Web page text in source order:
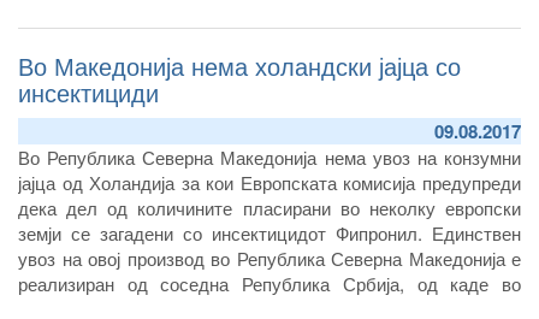
извоз на производи од риба и проширувањето на
соработката со Европската агенција за безбедност на
храната.
Во Македонија нема холандски јајца со
инсектициди
09.08.2017
Во Република Северна Македонија нема увоз на конзумни
јајца од Холандија за кои Европската комисија предупреди
дека дел од количините пласирани во неколку европски
земји се загадени со инсектицидот Фипронил. Единствен
увоз на овој производ во Република Северна Македонија е
реализиран од соседна Република Србија, од каде во